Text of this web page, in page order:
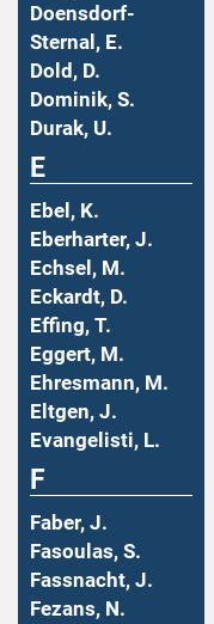
Doensdorf-
Sternal, E.
Dold, D.
Dominik, S.
Durak, U.
E
Ebel, K.
Eberharter, J.
Echsel, M.
Eckardt, D.
Effing, T.
Eggert, M.
Ehresmann, M.
Eltgen, J.
Evangelisti, L.
F
Faber, J.
Fasoulas, S.
Fassnacht, J.
Fezans, N.